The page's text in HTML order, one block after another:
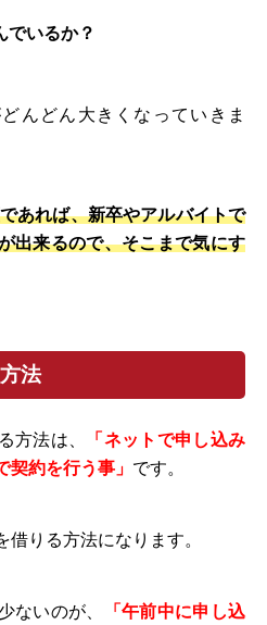
でいるか？
んどん大きくなっていきま
あれば、新卒やアルバイトで
出来るので、そこまで気にす
法
方法は、
「ネットで申し込み
契約を行う事」 です。
りる方法になります。
ないのが、
「午前中に申し込